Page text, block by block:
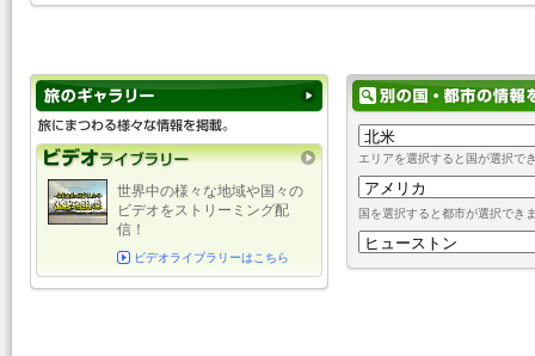
エリアを選択すると国が選択で
国を選択すると都市が選択でき
世界中の様々な地域や国々の
ビデオをストリーミング配
信！
ビデオライブラリーはこちら